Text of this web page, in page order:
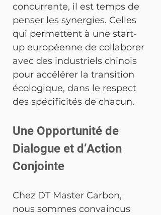
concurrente, il est temps de
penser les synergies. Celles
qui permettent à une start-
up européenne de collaborer
avec des industriels chinois
pour accélérer la transition
écologique, dans le respect
des spécificités de chacun.
Une Opportunité de
Dialogue et d’Action
Conjointe
Chez DT Master Carbon,
nous sommes convaincus